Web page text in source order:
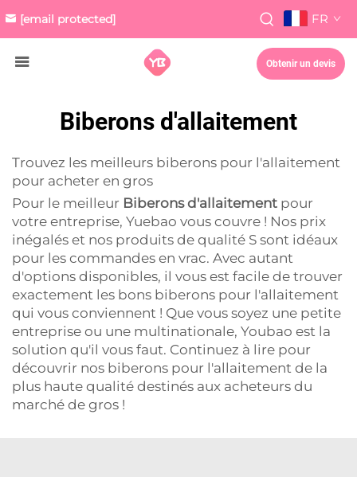
[email protected] FR
Obtenir un devis
Biberons d'allaitement
Trouvez les meilleurs biberons pour l'allaitement
pour acheter en gros
Pour le meilleur Biberons d'allaitement pour
votre entreprise, Yuebao vous couvre ! Nos prix
inégalés et nos produits de qualité S sont idéaux
pour les commandes en vrac. Avec autant
d'options disponibles, il vous est facile de trouver
exactement les bons biberons pour l'allaitement
qui vous conviennent ! Que vous soyez une petite
entreprise ou une multinationale, Youbao est la
solution qu'il vous faut. Continuez à lire pour
découvrir nos biberons pour l'allaitement de la
plus haute qualité destinés aux acheteurs du
marché de gros !